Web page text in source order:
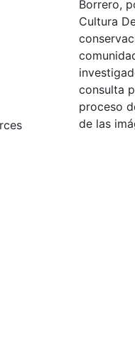
Borrero,
Cultura
consulta
proceso
de las